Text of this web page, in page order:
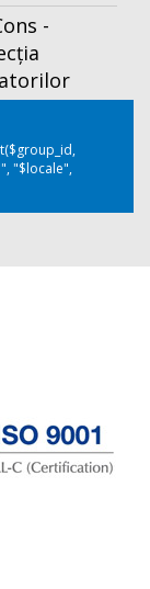
-
"$locale",